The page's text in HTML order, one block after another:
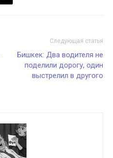
Следующая статья
Бишкек: Два водителя не
поделили дорогу, один
выстрелил в другого